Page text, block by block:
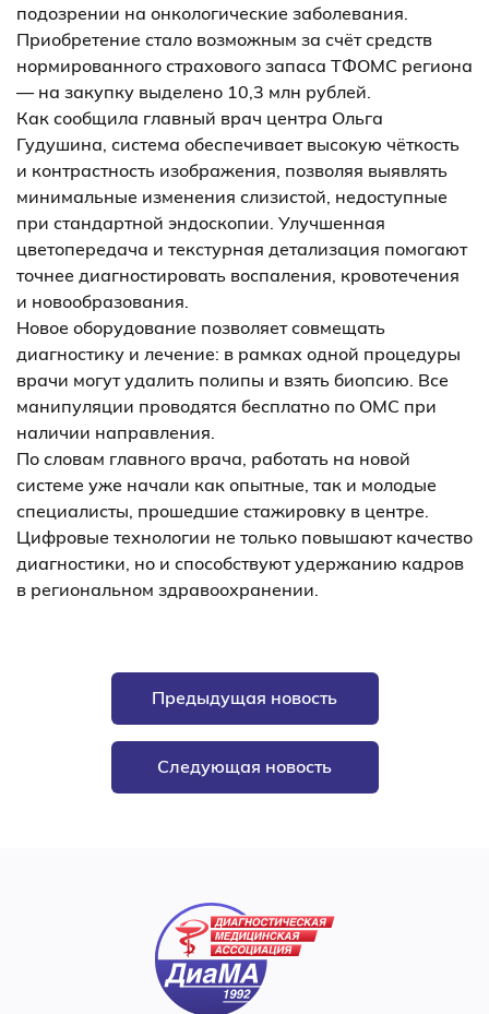
подозрении на онкологические заболевания.
Приобретение стало возможным за счёт средств
нормированного страхового запаса ТФОМС региона
— на закупку выделено 10,3 млн рублей.
Как сообщила главный врач центра Ольга
Гудушина, система обеспечивает высокую чёткость
и контрастность изображения, позволяя выявлять
минимальные изменения слизистой, недоступные
при стандартной эндоскопии. Улучшенная
цветопередача и текстурная детализация помогают
точнее диагностировать воспаления, кровотечения
и новообразования.
Новое оборудование позволяет совмещать
диагностику и лечение: в рамках одной процедуры
врачи могут удалить полипы и взять биопсию. Все
манипуляции проводятся бесплатно по ОМС при
наличии направления.
По словам главного врача, работать на новой
системе уже начали как опытные, так и молодые
специалисты, прошедшие стажировку в центре.
Цифровые технологии не только повышают качество
диагностики, но и способствуют удержанию кадров
в региональном здравоохранении.
Предыдущая новость
Следующая новость